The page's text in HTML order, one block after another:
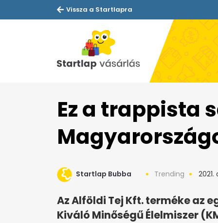
Vissza a Startlapra
Ez a trappista
Startlap Bubba Trending
Az Alföldi Tej Kft. terméke az
Kiváló Minőségű Élelmiszer